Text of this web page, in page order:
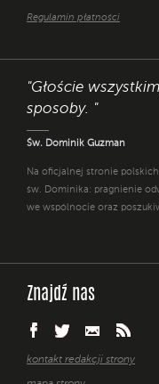
Regulamin płatności
"Głoście
sposoby. "
Św. Dominik Guzman
Na oficjalnej stronie
św. Dominika: pragnienie
we wspólnocie oraz
Znajdź nas
kontakt redakcji strony